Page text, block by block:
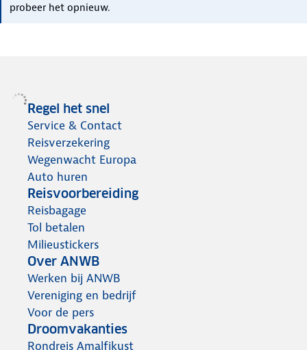
probeer het opnieuw.
Regel het snel
Service & Contact
Reisverzekering
Wegenwacht Europa
Auto huren
Reisvoorbereiding
Reisbagage
Tol betalen
Milieustickers
Over ANWB
Werken bij ANWB
Vereniging en bedrijf
Voor de pers
Droomvakanties
Rondreis Amalfikust